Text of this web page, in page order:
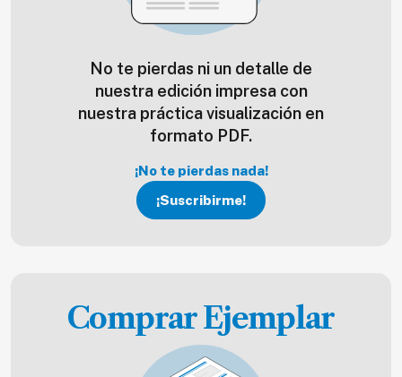
No te pierdas ni un detalle de
nuestra edición impresa con
nuestra práctica visualización en
formato PDF.
¡No te pierdas nada!
¡Suscribirme!
Comprar Ejemplar